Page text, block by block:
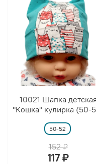
10021 Шапка детская
"Кошка" кулирка (50-
50-52
152 ₽
117 ₽